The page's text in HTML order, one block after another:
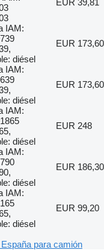
IAM:
diésel
EUR 173,60
IAM:
diésel
EUR 173,60
IAM:
diésel
EUR 248
IAM:
diésel
EUR 186,30
IAM:
diésel
EUR 99,20
para camión